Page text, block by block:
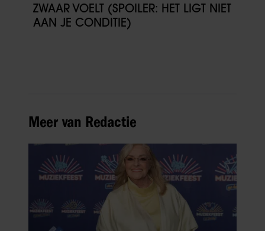
ZWAAR VOELT (SPOILER: HET LIGT NIET
AAN JE CONDITIE)
Meer van Redactie